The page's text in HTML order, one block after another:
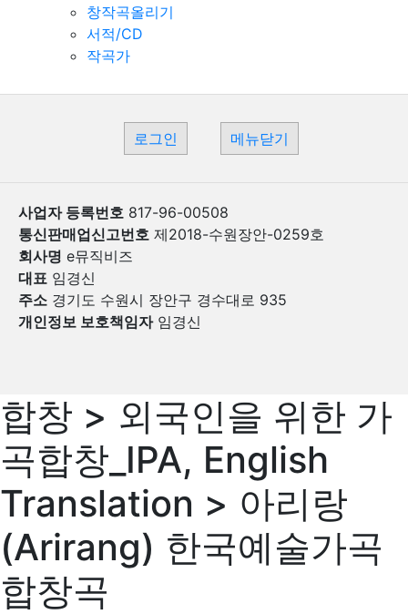
창작곡올리기
서적/CD
작곡가
로그인 메뉴닫기
사업자 등록번호 817-96-00508
통신판매업신고번호 제2018-수원장안-0259호
회사명 e뮤직비즈
대표 임경신
주소 경기도 수원시 장안구 경수대로 935
개인정보 보호책임자임경신
합창 > 외국인을 위한 가
곡합창_IPA, English
Translation > 아리랑
(Arirang) 한국예술가곡
합창곡